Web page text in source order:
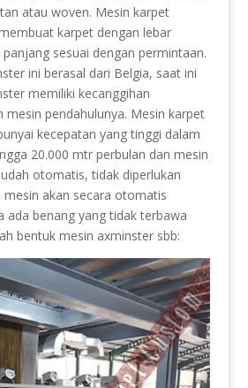
atau woven. Mesin karpet
karpet dengan lebar
sesuai dengan permintaan.
ini berasal dari Belgia, saat ini
memiliki kecanggihan
mesin pendahulunya. Mesin karpet
kecepatan yang tinggi dalam
20.000 mtr perbulan dan mesin
otomatis, tidak diperlukan
mesin akan secara otomatis
ada benang yang tidak terbawa
bentuk mesin axminster sbb: